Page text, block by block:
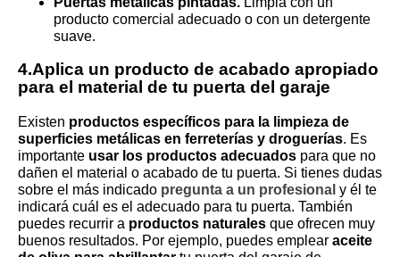
producto comercial adecuado o con un detergente
suave.
4.Aplica un producto de acabado apropiado
para el material de tu puerta del garaje
Existen productos específicos para la limpieza de
superficies metálicas en ferreterías y droguerías. Es
importante usar los productos adecuados para que no
dañen el material o acabado de tu puerta. Si tienes dudas
sobre el más indicado pregunta a un profesional y él te
indicará cuál es el adecuado para tu puerta. También
puedes recurrir a productos naturales que ofrecen muy
buenos resultados. Por ejemplo, puedes emplear aceite